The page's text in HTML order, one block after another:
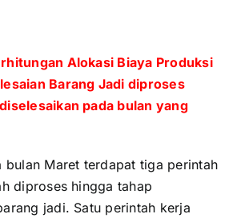
Alokasi Biaya Produksi
Barang Jadi diproses
pada bulan yang
bulan Maret terdapat tiga perintah
diproses hingga tahap
jadi. Satu perintah kerja